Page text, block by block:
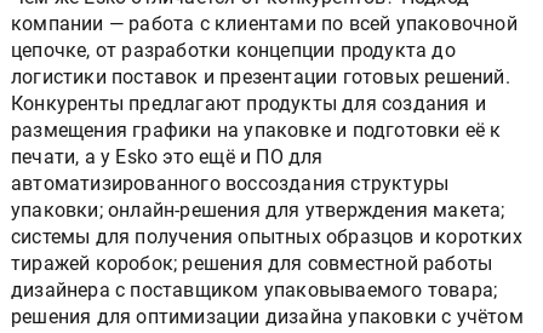
компании — работа с клиентами по всей упаковочной
цепочке, от разработки концепции продукта до
логистики поставок и презентации готовых решений.
Конкуренты предлагают продукты для создания и
размещения графики на упаковке и подготовки её к
печати, а у Esko это ещё и ПО для
автоматизированного воссоздания структуры
упаковки; онлайн-решения для утверждения макета;
системы для получения опытных образцов и коротких
тиражей коробок; решения для совместной работы
дизайнера с поставщиком упаковываемого товара;
решения для оптимизации дизайна упаковки с учётом